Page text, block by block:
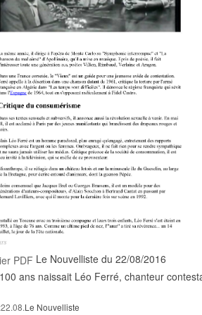
Le Nouvelliste du 22/08/2016
ans naissait Léo Ferré, chanteur
Le Nouvelliste